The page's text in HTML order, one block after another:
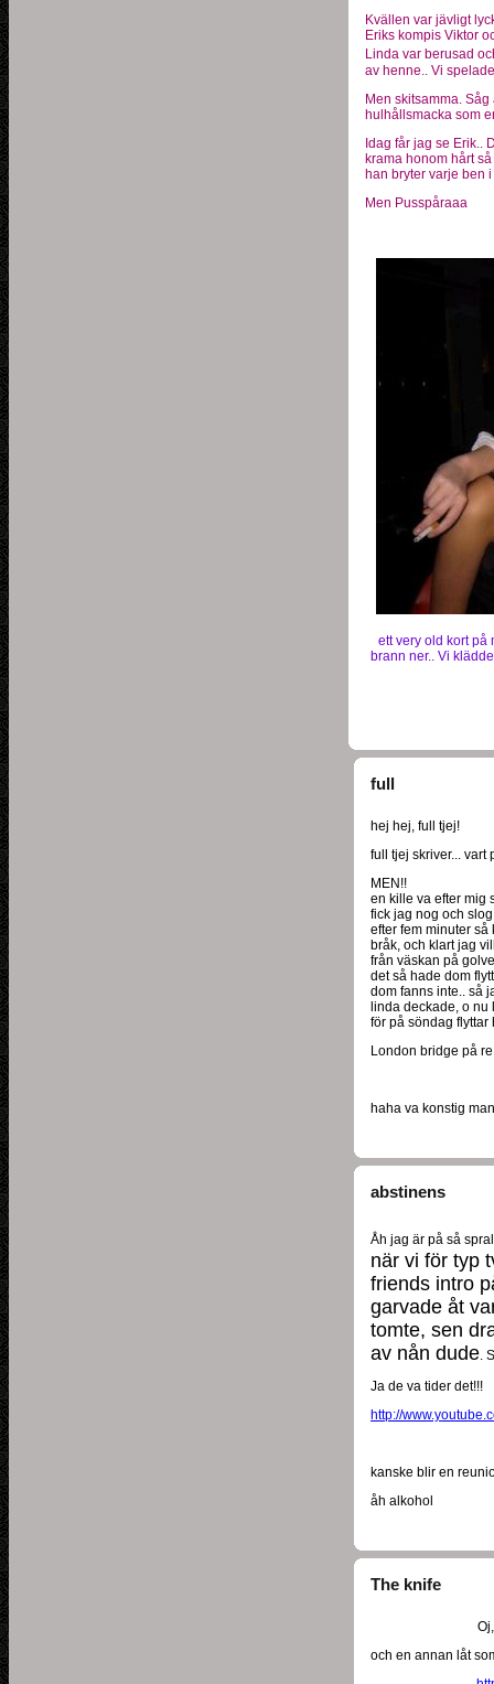
Kvällen var jävligt
Eriks kompis Viktor
Linda var berusad
av henne.. Vi
Men skitsamma.
hulhållsmacka som
Idag får jag se Erik..
krama honom hårt
han bryter varje ben
Men Pusspåraaa
ett very old kort på
brann ner.. Vi
full
hej hej, full tjej!
full tjej skriver... vart
MEN!!
en kille va efter mig
fick jag nog och
efter fem minuter
bråk, och klart jag
från väskan på
det så hade dom
dom fanns inte.. så
linda deckade, o
för på söndag flyttar
London bridge på
haha va konstig
abstinens
Åh jag är på så
när vi för typ
friends intro
garvade åt
tomte, sen
av nån dude.
Ja de va tider det!!!
http://
kanske blir en
åh alkohol
The knife
och en annan låt